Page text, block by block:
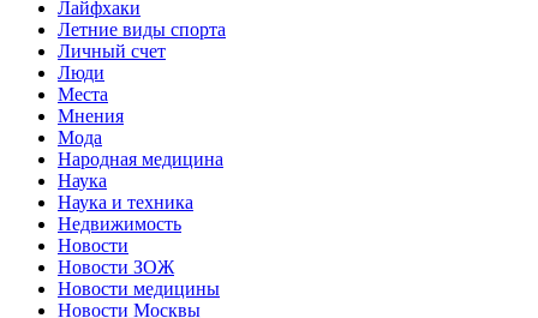
Лайфхаки
Летние виды спорта
Личный счет
Люди
Места
Мнения
Мода
Народная медицина
Наука
Наука и техника
Недвижимость
Новости
Новости ЗОЖ
Новости медицины
Новости Москвы